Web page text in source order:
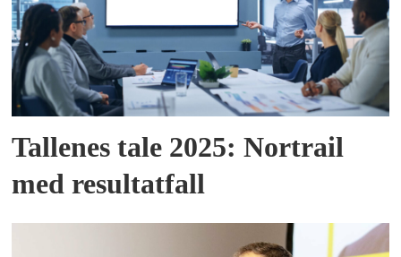
Tallenes tale 2025: Nortrail
med resultatfall